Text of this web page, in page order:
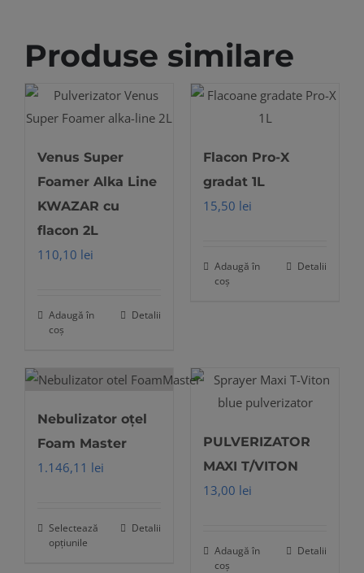
Produse similare
Venus Super
Foamer Alka Line
KWAZAR cu
flacon 2L
110,10 lei
Adaugă în
coș
Detalii
Flacon Pro-X
gradat 1L
15,50 lei
Adaugă în
coș
Detalii
Nebulizator oțel
Foam Master
1.146,11 lei
Selectează
opțiunile
Acest Detalii
PULVERIZATOR
MAXI T/VITON
13,00 lei
Adaugă în
coș
Detalii